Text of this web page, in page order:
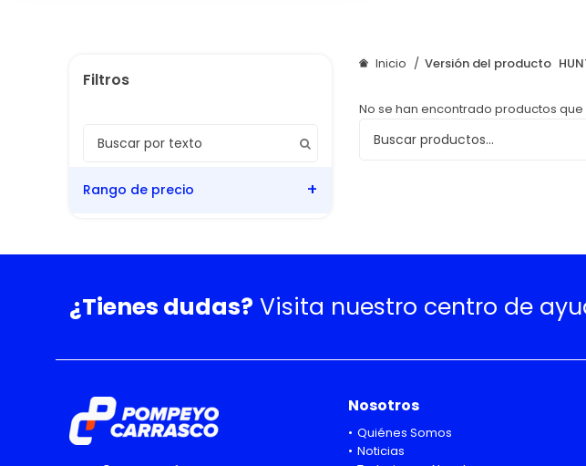
Rango de precio
Inicio Versión del producto
No se han encontrado productos
¿Tienes dudas? Visita nuestro centro de
Nosotros
Quiénes Somos
Noticias